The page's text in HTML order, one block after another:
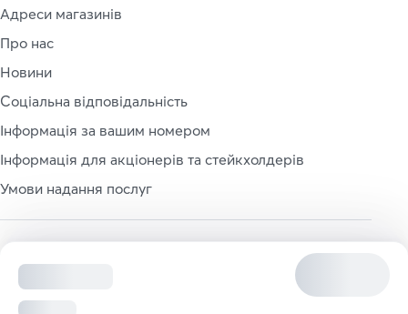
Адреси магазинів
Про нас
Новини
Соціальна відповідальність
Інформація за вашим номером
Інформація для акціонерів та стейкхолдерів
Умови надання послуг
© 1997 - 2026 ПрАТ «Київстар». Всі права захищено.
Використання матеріалів цього сайту можливе тільки
за умови попередньої письмової згоди «Київстар».